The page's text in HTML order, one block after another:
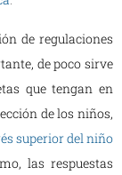
de regulaciones
de poco sirve
que tengan en
de los niños,
superior del niño
las respuestas